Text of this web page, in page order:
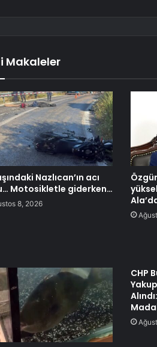
Makaleler
Nazlıcan’ın acı
Motosikletle giderken…
8, 2026
CHP